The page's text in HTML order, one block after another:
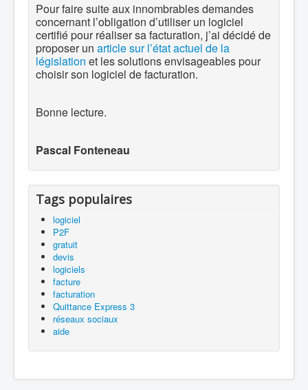
Pour faire suite aux innombrables demandes
concernant l’obligation d’utiliser un logiciel
certifié pour réaliser sa facturation, j’ai décidé de
proposer un article sur l’état actuel de la
législation et les solutions envisageables pour
choisir son logiciel de facturation.
Bonne lecture.
Pascal Fonteneau
Tags populaires
logiciel
P2F
gratuit
devis
logiciels
facture
facturation
Quittance Express 3
réseaux sociaux
aide